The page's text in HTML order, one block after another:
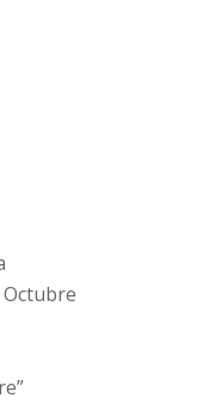
Octubre